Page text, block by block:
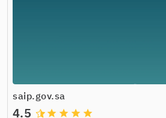
saip.gov.sa
grade
grade
grade
grade
4.5